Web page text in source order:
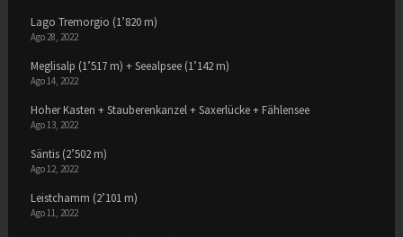
Lago Tremorgio (1’820 m)
Ago 28, 2022
Meglisalp (1’517 m) + Seealpsee (1’142 m)
Ago 14, 2022
Hoher Kasten + Stauberenkanzel + Saxerlücke + Fählensee
Ago 13, 2022
Säntis (2’502 m)
Ago 12, 2022
Leistchamm (2’101 m)
Ago 11, 2022